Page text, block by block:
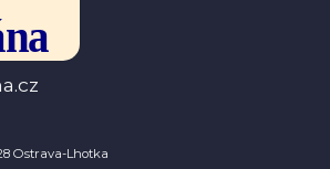
Ostrava-Lhotka